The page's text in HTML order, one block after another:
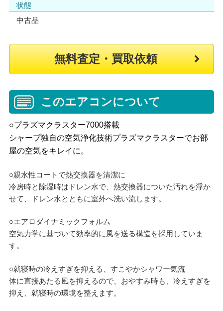
状態
中古品
無料査定・買取依頼
このエアコンについて
○プラズマクラスター7000搭載
シャープ独自の空気浄化技術プラズマクラスターでお部
屋の空気をキレイに。
○親水性コートで熱交換器を清潔に
冷房時と除湿時はドレン水で、熱交換器についた汚れを浮か
せて、ドレン水とともに室外へ洗い流します。
○エアロダイナミックフォルム
空気力学に基づいて効率的に風を送る構造を採用していま
す。
○就寝時の冷えすぎを抑える、すこやかシャワー気流
体に直接あたる風を抑えるので、おやすみ時も、冷えすぎを
抑え、就寝時の環境を整えます。